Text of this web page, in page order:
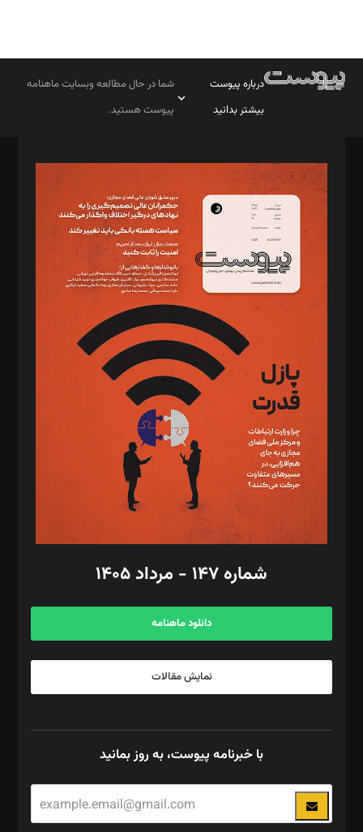
درباره پیوست
بیشتر بدانید
شما در حال مطالعه وبسایت ماهنامه
پیوست هستید.
مدیر مسئول: محمدباقر اثنی‌عشری
سردبیر: مهرک محمودی
دبیر تحریریه: میثم قاسمی
د‌بیر ناداستان: سمانه سمیع
د‌بیر خدمت و تجارت: ابوالفضل رجبی
د‌بیر حقوق فناوری: حسام‌الدین ایپکچی
د‌بیر پیوست جهان: مینا پاکدل
د‌بیر تحریریه آنلاین: بابک نقاش
تحریریه‌: مجتبی محمود‌ی، آرش برهمند، یسنا امان‌پور، سروش کرمیان،
مصطفی مسجدی آرانی، ابوالفضل رجبی، زهرا فکرانه، فائزه فتحی
رستمی،مصطفی باستان
ویرایش: نگار استاد‌‌آقا
طراح یونیفرم: مجید توکلی
فیلمبرداری و عکاسی: امیر شفیعی، مانی لطفی زاده
گرافیک و صفحه‌آرایی: سید‌سبحان‌علی ثابت
مد‌یر توسعه تجاری: کامبیز برید‌
امور مالی: شاپور رهبری، محمد‌ کاظمی‌نیا
آگهی و مشترکین: ۰۹۱۹۹۹۹۰۴۵۴
شماره ۱۴۷ - مرداد ۱۴۰۵
دانلود ماهنامه
نمایش مقالات
با خبرنامه پیوست، به روز بمانید